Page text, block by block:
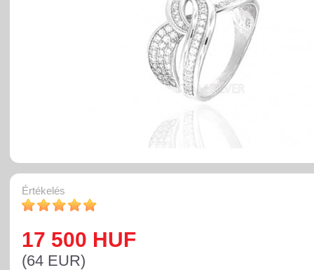
Értékelés
17 500 HUF
(64 EUR)